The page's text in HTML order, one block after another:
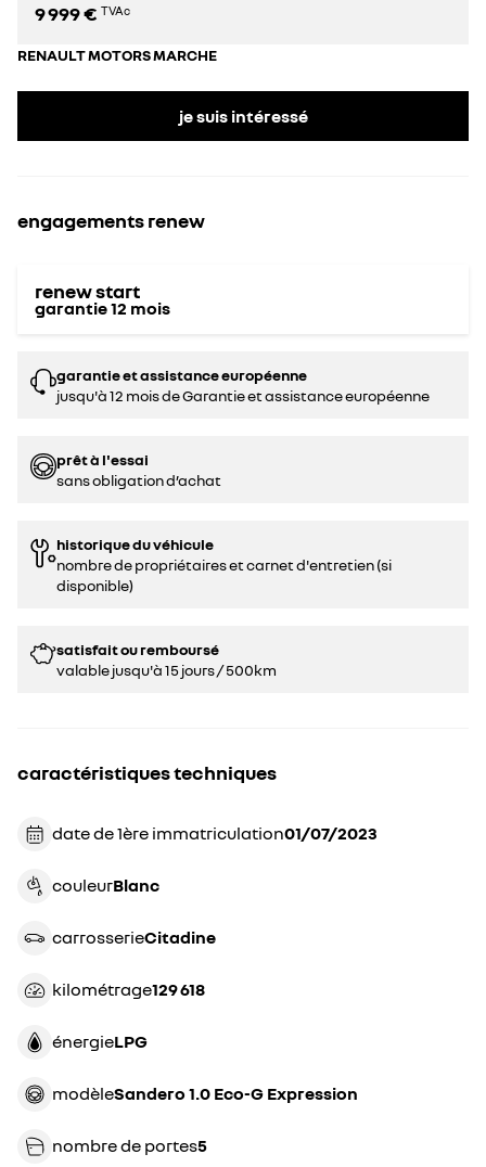
9 999 € TVAc
RENAULT MOTORS MARCHE
je suis intéressé
engagements renew
renew start
garantie12 mois
garantie et assistance européenne
jusqu'à 12 mois de Garantie et assistance européenne
prêt à l'essai
sans obligation d’achat
historique du véhicule
nombre de propriétaires et carnet d'entretien (si
disponible)
satisfait ou remboursé
valable jusqu'à 15 jours / 500km
caractéristiques techniques
date de 1ère immatriculation 01/07/2023
couleur blanc
carrosserie citadine
kilométrage 129 618
énergie LPG
modèle Sandero 1.0 Eco-G Expression
nombre de portes5